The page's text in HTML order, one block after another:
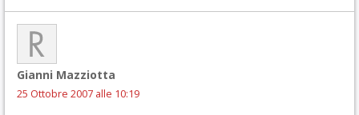
Gianni Mazziotta
25 Ottobre 2007 alle 10:19